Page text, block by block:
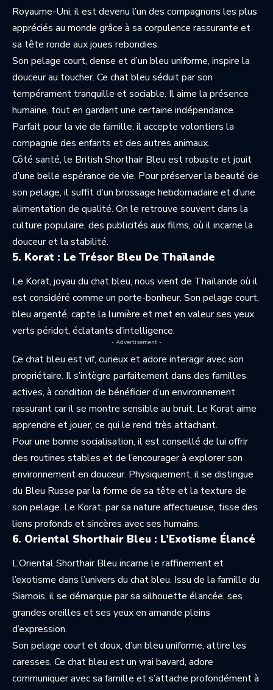
Royaume-Uni, il est devenu l’un des compagnons les plus
appréciés au monde grâce à sa corpulence rassurante et
sa tête ronde aux joues rebondies.
Son pelage court, dense et d’un bleu uniforme, inspire la
douceur au toucher. Ce chat bleu séduit par son
tempérament tranquille et sociable. Il aime la présence
humaine, tout en gardant une certaine indépendance.
Parfait pour la vie de famille, il accepte volontiers la
compagnie des enfants et des autres animaux.
Côté santé, le British Shorthair Bleu est robuste et jouit
d’une belle espérance de vie. Pour préserver la beauté de
son pelage, il suffit d’un brossage hebdomadaire et d’une
alimentation de qualité. On le retrouve souvent dans la
culture populaire, des publicités aux films, où il incarne la
douceur et la stabilité.
5. Korat : Le Trésor Bleu De Thaïlande
Le Korat, joyau du chat bleu, nous vient de Thaïlande où il
est considéré comme un porte-bonheur. Son pelage court,
bleu argenté, capte la lumière et met en valeur ses yeux
verts péridot, éclatants d’intelligence.
- Advertisement -
Ce chat bleu est vif, curieux et adore interagir avec son
propriétaire. Il s’intègre parfaitement dans des familles
actives, à condition de bénéficier d’un environnement
rassurant car il se montre sensible au bruit. Le Korat aime
apprendre et jouer, ce qui le rend très attachant.
Pour une bonne socialisation, il est conseillé de lui offrir
des routines stables et de l’encourager à explorer son
environnement en douceur. Physiquement, il se distingue
du Bleu Russe par la forme de sa tête et la texture de
son pelage. Le Korat, par sa nature affectueuse, tisse des
liens profonds et sincères avec ses humains.
6. Oriental Shorthair Bleu : L’Exotisme Élancé
L’Oriental Shorthair Bleu incarne le raffinement et
l’exotisme dans l’univers du chat bleu. Issu de la famille du
Siamois, il se démarque par sa silhouette élancée, ses
grandes oreilles et ses yeux en amande pleins
d’expression.
Son pelage court et doux, d’un bleu uniforme, attire les
caresses. Ce chat bleu est un vrai bavard, adore
communiquer avec sa famille et s’attache profondément à